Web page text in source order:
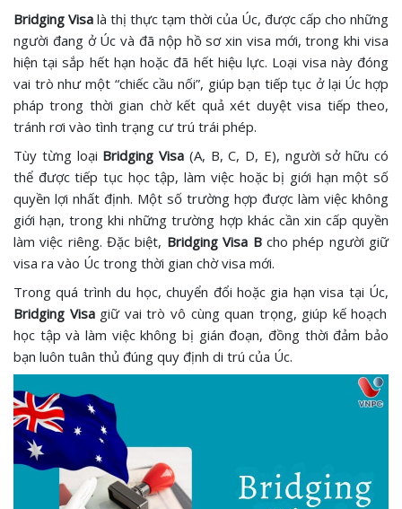
Bridging Visa là thị thực tạm thời của Úc, được cấp cho những
người đang ở Úc và đã nộp hồ sơ xin visa mới, trong khi visa
hiện tại sắp hết hạn hoặc đã hết hiệu lực. Loại visa này đóng
vai trò như một “chiếc cầu nối”, giúp bạn tiếp tục ở lại Úc hợp
pháp trong thời gian chờ kết quả xét duyệt visa tiếp theo,
tránh rơi vào tình trạng cư trú trái phép.
Tùy từng loại Bridging Visa (A, B, C, D, E), người sở hữu có
thể được tiếp tục học tập, làm việc hoặc bị giới hạn một số
quyền lợi nhất định. Một số trường hợp được làm việc không
giới hạn, trong khi những trường hợp khác cần xin cấp quyền
làm việc riêng. Đặc biệt, Bridging Visa Bcho phép người giữ
visa ra vào Úc trong thời gian chờ visa mới.
Trong quá trình du học, chuyển đổi hoặc gia hạn visa tại Úc,
Bridging Visa giữ vai trò vô cùng quan trọng, giúp kế hoạch
học tập và làm việc không bị gián đoạn, đồng thời đảm bảo
bạn luôn tuân thủ đúng quy định di trú của Úc.